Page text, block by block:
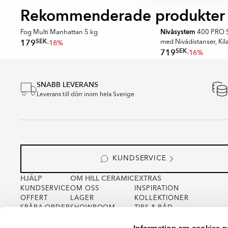
Rekommenderade produkter
Fog Multi Manhattan 5 kg
179SEK-18%
Nivåsystem 400 PRO
med Nivådistanser,
719SEK-16%
of
16
SNABB LEVERANS
Leverans till dörr inom hela Sverige
KUNDSERVICE
HJÄLP
KUNDSERVICE
OFFERT
SPÅRA ORDER
OM HILL CERAMIC
OM OSS
LAGER
SHOWROOM
EXTRAS
INSPIRATION
KOLLEKTIONER
TIPS & RÅD